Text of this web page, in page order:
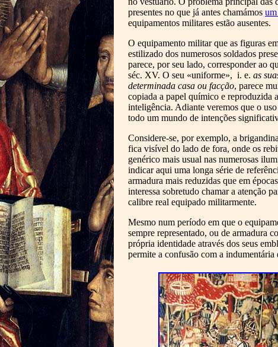
presentes no que já antes chamámos
equipamentos militares estão ausentes.
O equipamento militar que as figuras
estilizado dos numerosos soldados
parece, por seu lado, corresponder ao
séc. XV. O seu «uniforme», i. e. as
determinada casa ou facção, parece
copiada a papel químico e reproduzida
inteligência. Adiante veremos que o
todo um mundo de intenções
Considere-se, por exemplo, a
fica visível do lado de fora, onde os
genérico mais usual nas numerosas
indicar aqui uma longa série de
armadura mais reduzidas que em
interessa sobretudo chamar a atenção
calibre real equipado militarmente.
Mesmo num período em que o
sempre representado, ou de armadura
própria identidade através dos seus
permite a confusão com a indumentária